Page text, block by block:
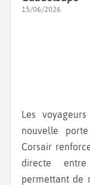
15/06/2026
Les voyageurs d’Occitanie disposent désormais d’une
nouvelle
Corsair
directe entre
permettant de